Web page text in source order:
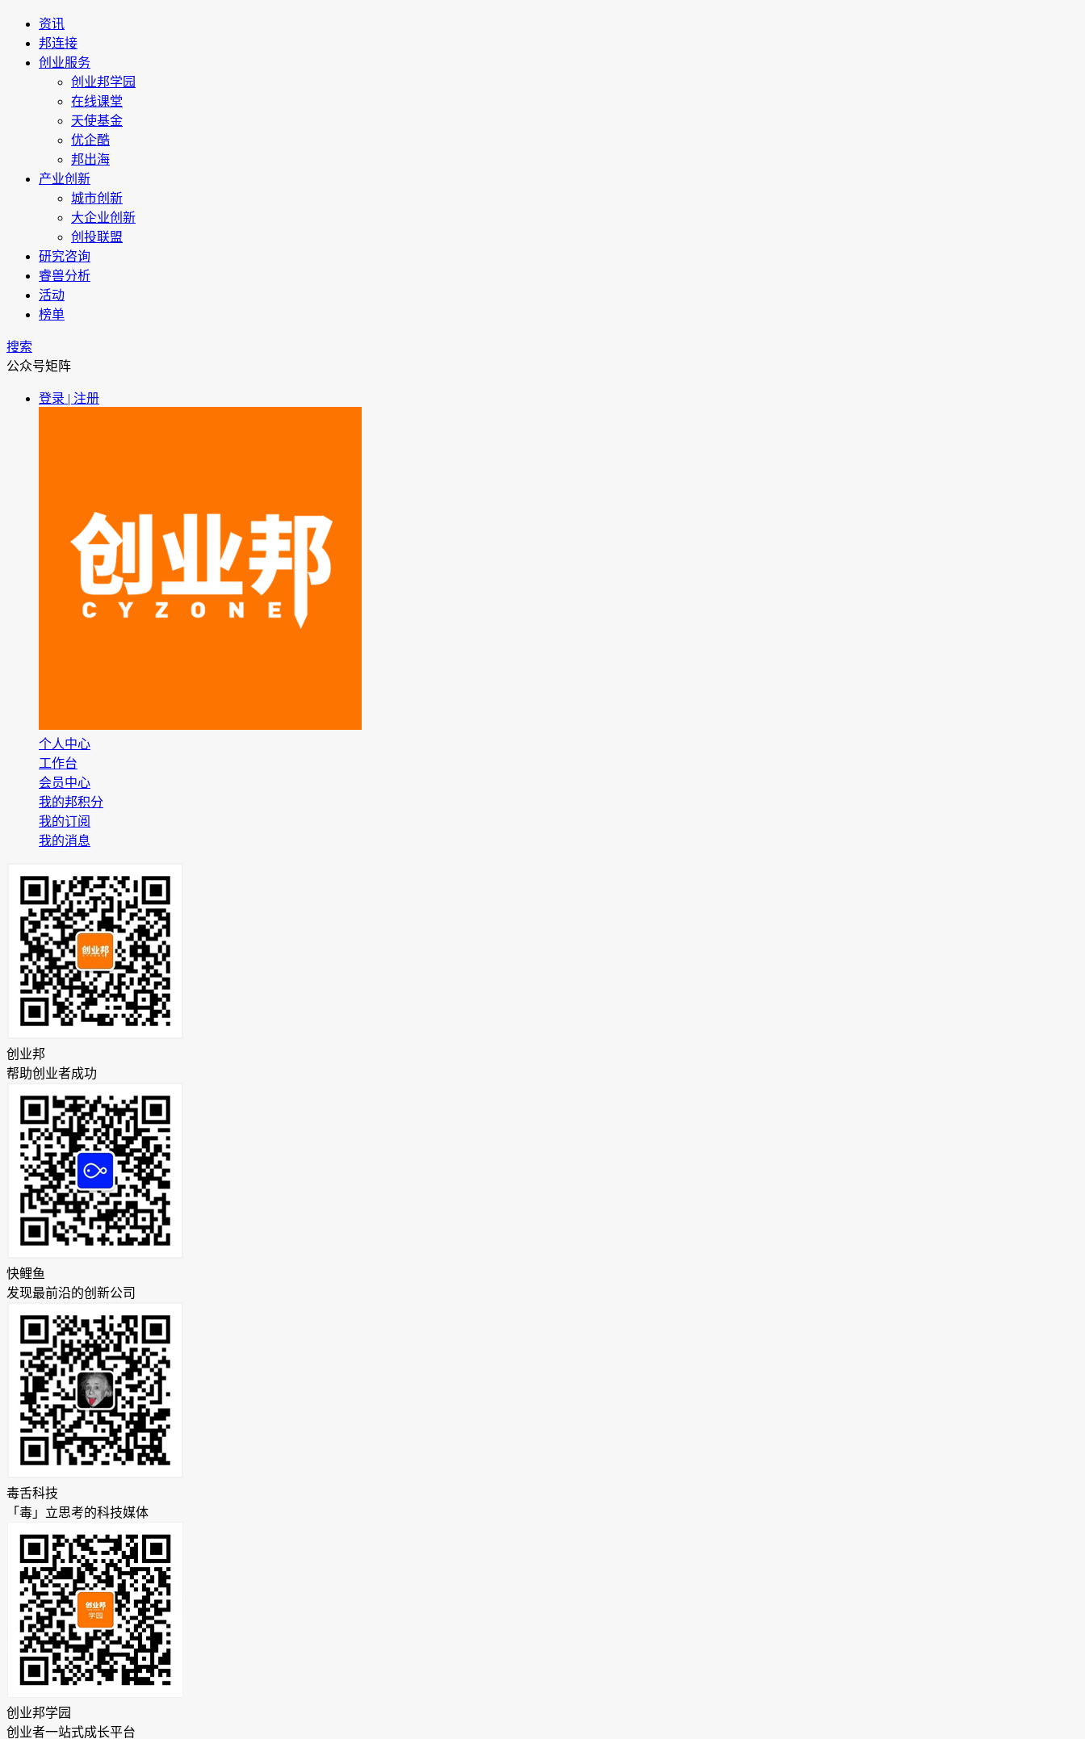
资讯
邦连接
创业服务
创业邦学园
在线课堂
天使基金
优企酷
邦出海
产业创新
城市创新
大企业创新
创投联盟
研究咨询
睿兽分析
活动
榜单
搜索
公众号矩阵
登录 | 注册
个人中心
工作台
会员中心
我的邦积分
我的订阅
我的消息
创业邦
帮助创业者成功
快鲤鱼
发现最前沿的创新公司
毒舌科技
「毒」立思考的科技媒体
创业邦学园
创业者一站式成长平台